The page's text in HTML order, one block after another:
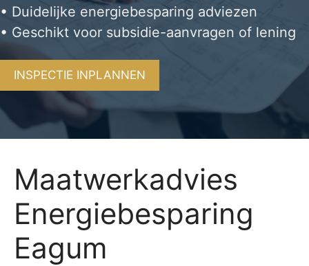
• Duidelijke energiebesparing adviezen
• Geschikt voor subsidie-aanvragen of lening
INSPECTIE INPLANNEN
Maatwerkadvies
Energiebesparing
Eagum